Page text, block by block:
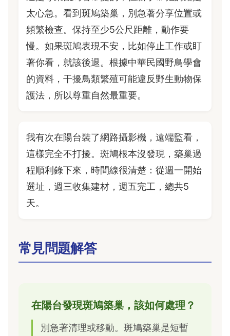
太心急。看到斑鳩築巢，別急著分享位置或
頻繁檢查。保持至少5公尺距離，動作要
慢。如果斑鳩表現不安，比如停止工作或盯
著你看，就該後退。根據中華民國野鳥學會
的資料，干擾鳥類繁殖可能違反野生動物保
護法，所以尊重自然最重要。
我有次在陽台裝了網路攝影機，遠端監看，
這樣完全不打擾。斑鳩根本沒發現，築巢過
程順利錄下來，時間線很清楚：從週一開始
選址，週三收集建材，週五完工，總共5
天。
常見問題解答
在陽台發現斑鳩築巢，該如何處理？
別急著清理或移動。斑鳩築巢是短暫